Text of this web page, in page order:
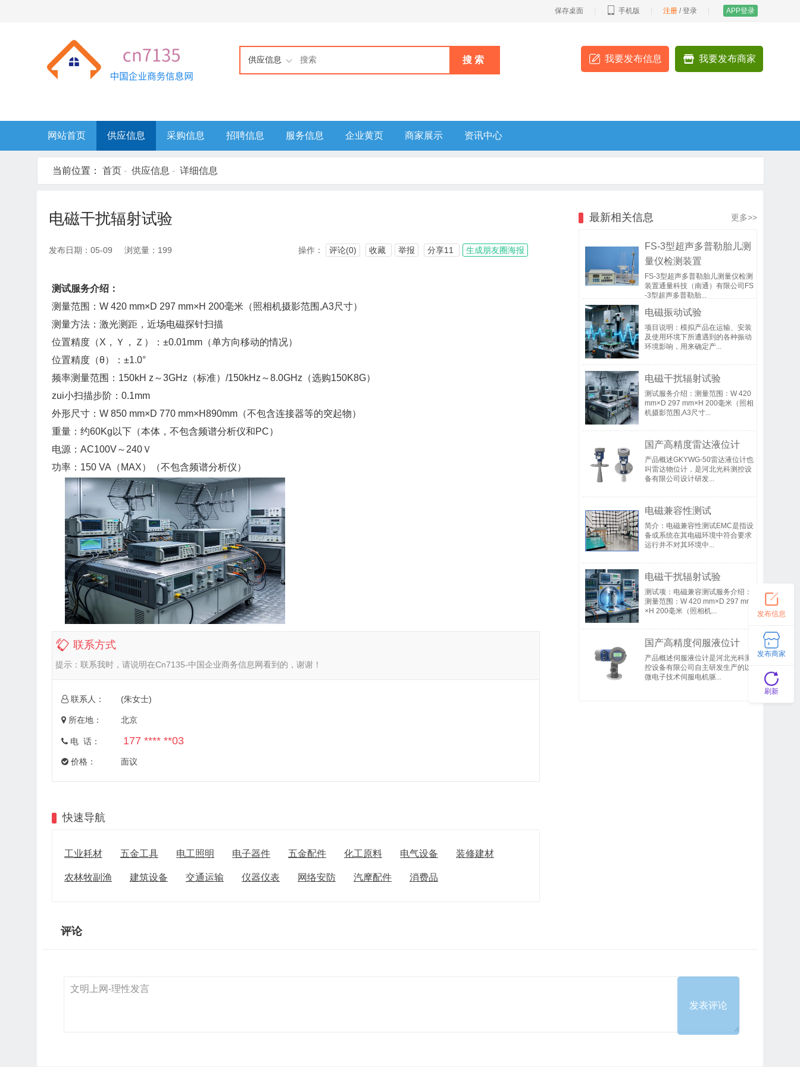
保存桌面 手机版 注册 /登录 APP登录
供应信息 搜 索 我要发布商家
我要发布信息
网站首页 供应信息 采购信息 招聘信息 服务信息 企业黄页 商家展示 资讯中心
当前位置： 首页 - 供应信息 - 详细信息
电磁干扰辐射试验
发布日期：05-09 浏览量：199 操作： 评论(0) 收藏 举报 分享11 生成朋友圈海报
测试服务介绍：
测量范围：W 420 mm×D 297 mm×H 200毫米（照相机摄影范围,A3尺寸）
测量方法：激光测距，近场电磁探针扫描
位置精度（X，Ｙ，Ｚ）：±0.01mm（单方向移动的情况）
位置精度（θ）：±1.0°
频率测量范围：150kH z～3GHz（标准）/150kHz～8.0GHz（选购150K8G）
zui小扫描步阶：0.1mm
外形尺寸：W 850 mm×D 770 mm×H890mm（不包含连接器等的突起物）
重量：约60Kg以下（本体，不包含频谱分析仪和PC）
电源：AC100V～240Ｖ
功率：150 VA（MAX）（不包含频谱分析仪）
联系方式
提示： 联系我时，请说明在Cn7135-中国企业商务信息网看到的，谢谢！
联系人： (朱女士)
所在地： 北京
电 话： 177 **** **03
价格： 面议
快速导航
工业耗材 五金工具 电工照明 电子器件 五金配件 化工原料 电气设备 装修建材
农林牧副渔 建筑设备 交通运输 仪器仪表 网络安防 汽摩配件 消费品
最新相关信息 更多>>
FS-3型超声多普勒胎儿测
量仪检测装置
FS-3型超声多普勒胎儿测量仪检测
装置通量科技（南通）有限公司FS
-3型超声多普勒胎...
电磁振动试验
项目说明：模拟产品在运输、安装
及使用环境下所遭遇到的各种振动
环境影响，用来确定产...
电磁干扰辐射试验
测试服务介绍：测量范围：W 420
mm×D 297 mm×H 200毫米（照相
机摄影范围,A3尺寸...
国产高精度雷达液位计
产品概述GKYWG-50雷达液位计也
叫雷达物位计，是河北光科测控设
备有限公司设计研发...
电磁兼容性测试
简介：电磁兼容性测试EMC是指设
备或系统在其电磁环境中符合要求
运行并不对其环境中...
电磁干扰辐射试验
测试项：电磁兼容测试服务介绍：
测量范围：W 420 mm×D 297 mm
×H 200毫米（照相机...
国产高精度伺服液位计
产品概述伺服液位计是河北光科测
控设备有限公司自主研发生产的以
微电子技术伺服电机驱...
评论
发布信息
发布商家
刷新